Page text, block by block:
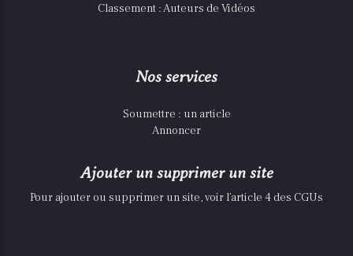
Classement : Auteurs de Vidéos
Nos services
Soumettre : un article
Annoncer
Ajouter un supprimer un site
Pour ajouter ou supprimer un site, voir l'article 4 des CGUs